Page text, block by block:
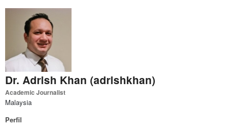
Dr. Adrish Khan (adrishkhan)
Academic Journalist
Malaysia
Perfil